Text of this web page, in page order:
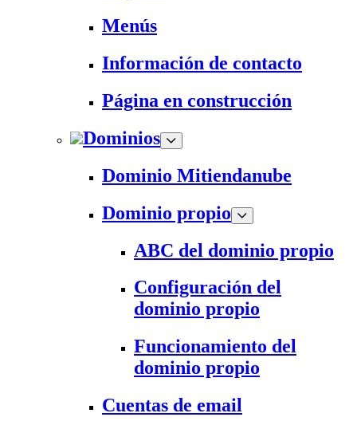
Menús
Información de contacto
Página en construcción
Dominios
Dominio Mitiendanube
Dominio propio
ABC del dominio propio
Configuración del
dominio propio
Funcionamiento del
dominio propio
Cuentas de email